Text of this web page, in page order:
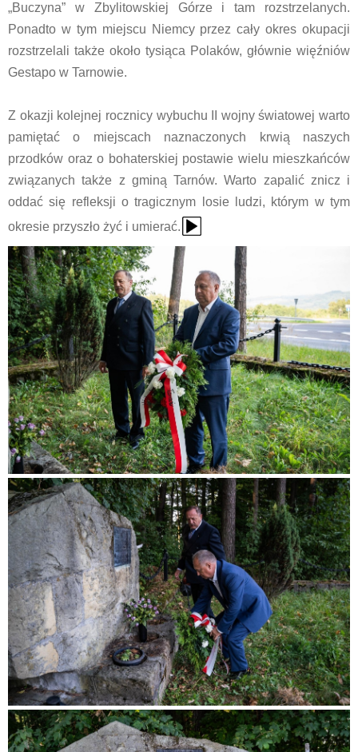
„Buczyna” w Zbylitowskiej Górze i tam rozstrzelanych.
Ponadto w tym miejscu Niemcy przez cały okres okupacji
rozstrzelali także około tysiąca Polaków, głównie więźniów
Gestapo w Tarnowie.
Z okazji kolejnej rocznicy wybuchu II wojny światowej warto
pamiętać o miejscach naznaczonych krwią naszych
przodków oraz o bohaterskiej postawie wielu mieszkańców
związanych także z gminą Tarnów. Warto zapalić znicz i
oddać się refleksji o tragicznym losie ludzi, którym w tym
okresie przyszło żyć i umierać.
{Play}